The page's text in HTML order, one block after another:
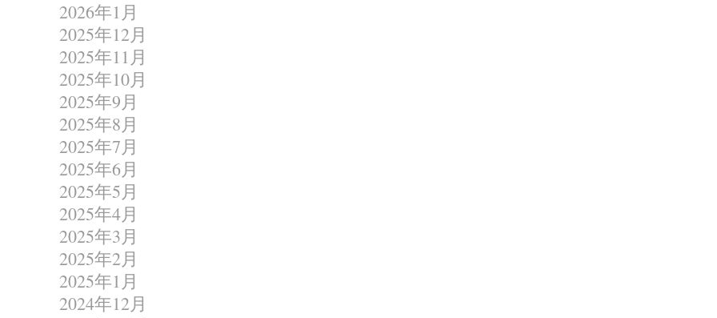
2026年1月
2025年12月
2025年11月
2025年10月
2025年9月
2025年8月
2025年7月
2025年6月
2025年5月
2025年4月
2025年3月
2025年2月
2025年1月
2024年12月